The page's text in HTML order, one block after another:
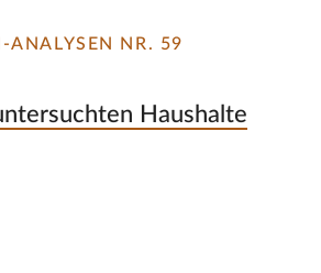
ANALYSEN NR. 59
Haushalte